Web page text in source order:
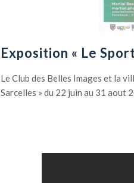
Exposition « Le
Le Club des Belles Images et la
Sarcelles » du 22 juin au 31 aout